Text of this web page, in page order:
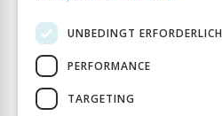
UNBEDINGT ERFORDERLICH
PERFORMANCE
TARGETING